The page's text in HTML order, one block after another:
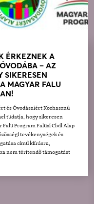
ÉRKEZNEK A
– AZ
SIKERESEN
MAGYAR FALU
és Óvodásaiért Közhasznú
tudatja, hogy sikeresen
Falu Program Falusi Civil Alap
tevékenységek és
című kiírásra,
nem térítendő támogatást